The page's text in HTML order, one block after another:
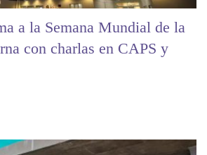
a la Semana Mundial de la
con charlas en CAPS y